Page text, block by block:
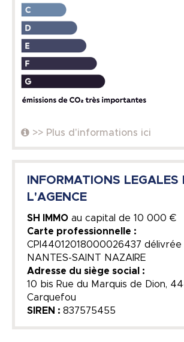
>> Plus d'informations ici
INFORMATIONS LEGALES
L'AGENCE
SH IMMO au capital de 10 000 €
Carte professionnelle :
CPI44012018000026437 délivrée
NANTES-SAINT NAZAIRE
Adresse du siège social :
10 bis Rue du Marquis de Dion,
Carquefou
SIREN : 837575455